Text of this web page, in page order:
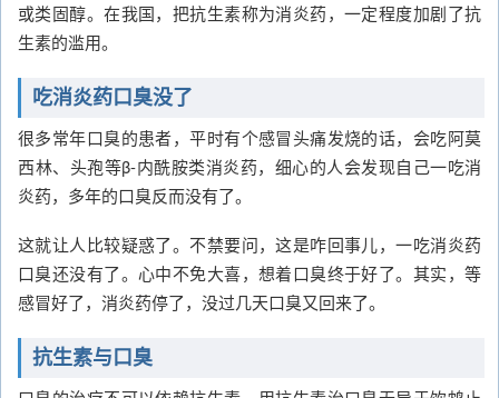
或类固醇。在我国，把抗生素称为消炎药，一定程度加剧了抗
生素的滥用。
吃消炎药口臭没了
很多常年口臭的患者，平时有个感冒头痛发烧的话，会吃阿莫
西林、头孢等β-内酰胺类消炎药，细心的人会发现自己一吃消
炎药，多年的口臭反而没有了。
这就让人比较疑惑了。不禁要问，这是咋回事儿，一吃消炎药
口臭还没有了。心中不免大喜，想着口臭终于好了。其实，等
感冒好了，消炎药停了，没过几天口臭又回来了。
抗生素与口臭